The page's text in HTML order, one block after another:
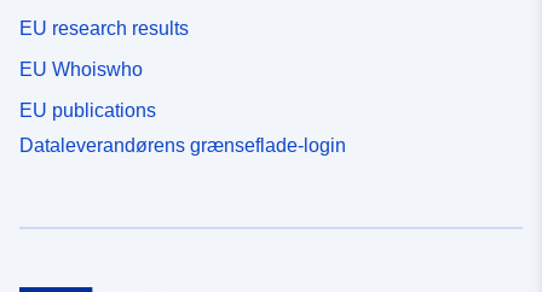
EU research results
EU Whoiswho
EU publications
Dataleverandørens grænseflade-login